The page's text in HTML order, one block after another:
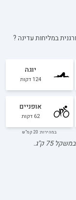
במליחות עדינה?
יוגה
124 דקות
אופניים
62 דקות
במהירות: 20 קמ"ש
במשקל75ק"ג.